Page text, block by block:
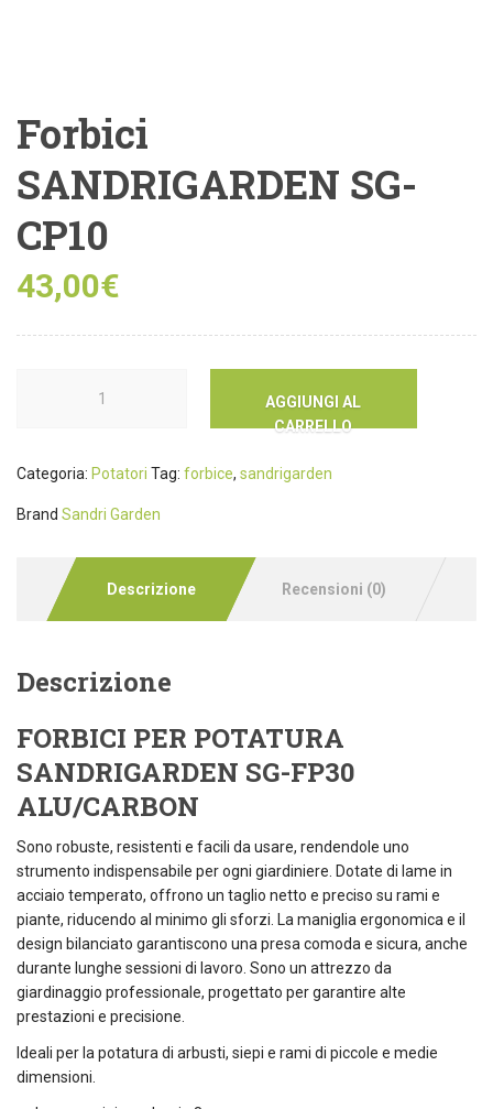
Forbici
SANDRIGARDEN SG-
CP10
43,00€
AGGIUNGI AL
CARRELLO
Categoria: Potatori Tag: forbice, sandrigarden
Brand Sandri Garden
Descrizione Recensioni (0)
Descrizione
FORBICI PER POTATURA
SANDRIGARDEN SG-FP30
ALU/CARBON
Sono robuste, resistenti e facili da usare, rendendole uno
strumento indispensabile per ogni giardiniere. Dotate di lame in
acciaio temperato, offrono un taglio netto e preciso su rami e
piante, riducendo al minimo gli sforzi. La maniglia ergonomica e il
design bilanciato garantiscono una presa comoda e sicura, anche
durante lunghe sessioni di lavoro. Sono un attrezzo da
giardinaggio professionale, progettato per garantire alte
prestazioni e precisione.
Ideali per la potatura di arbusti, siepi e rami di piccole e medie
dimensioni.